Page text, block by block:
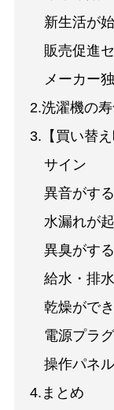
新生活が
販売促進
メーカー
2.洗濯機の
3.【買い替
サイン
異音がする
水漏れが
異臭がする
給水・排
乾燥がで
電源プラ
操作パネ
4.まとめ